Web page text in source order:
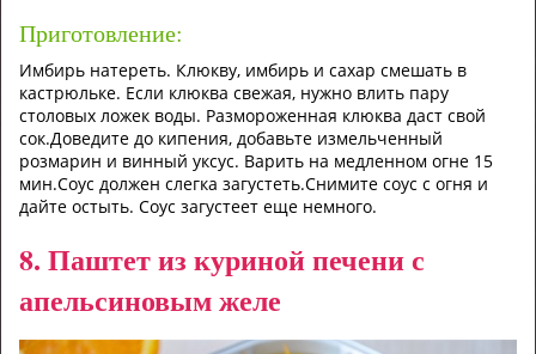
Приготовление:
Имбирь натереть. Клюкву, имбирь и сахар смешать в
кастрюльке. Если клюква свежая, нужно влить пару
столовых ложек воды. Размороженная клюква даст свой
сок.Доведите до кипения, добавьте измельченный
розмарин и винный уксус. Варить на медленном огне 15
мин.Соус должен слегка загустеть.Снимите соус с огня и
дайте остыть. Соус загустеет еще немного.
8. Паштет из куриной печени с
апельсиновым желе